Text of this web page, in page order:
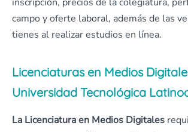
campo y oferte laboral, además de las
tienes al realizar estudios en línea.
Licenciaturas en Medios
Universidad Tecnológica
La Licenciatura en Medios Digitales